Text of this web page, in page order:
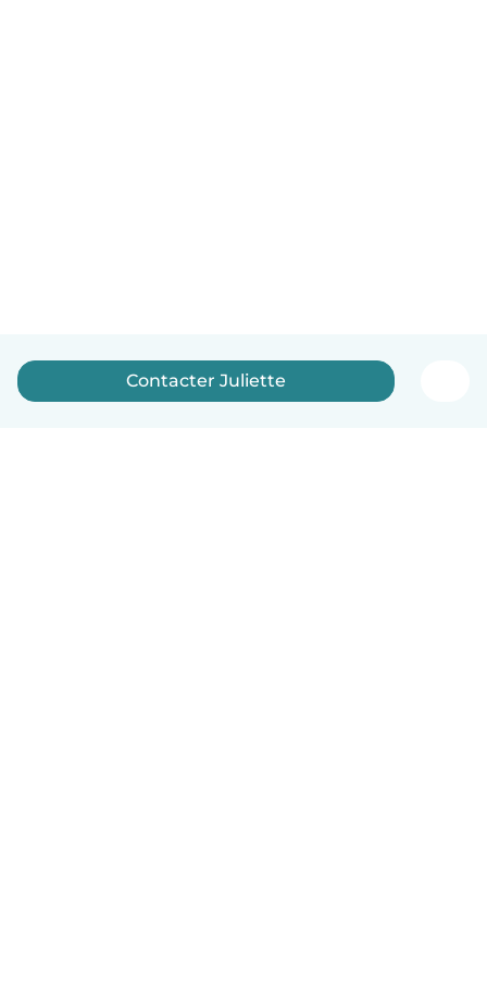
Contacter Juliette